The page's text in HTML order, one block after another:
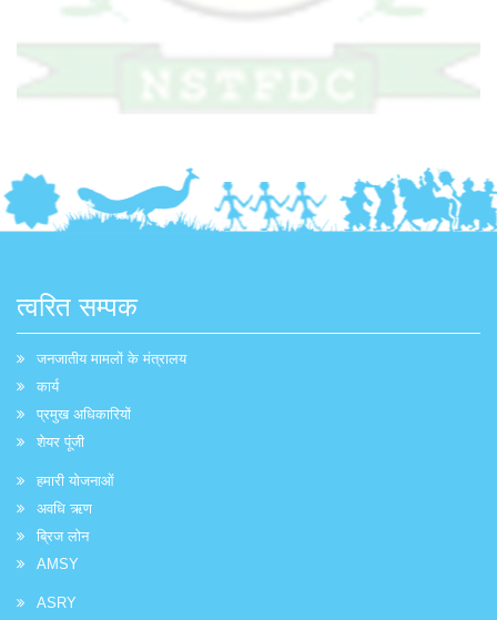
त्वरित सम्पक
जनजातीय मामलों के मंत्रालय
कार्य
प्रमुख अधिकारियों
शेयर पूंजी
हमारी योजनाओं
अवधि ऋण
ब्रिज लोन
AMSY
ASRY